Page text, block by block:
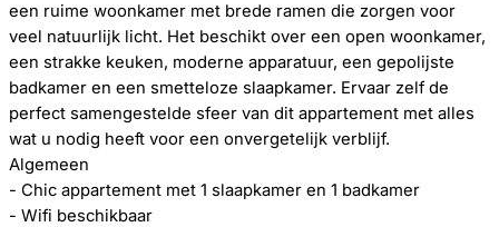
een ruime woonkamer met brede ramen die zorgen voor
veel natuurlijk licht. Het beschikt over een open woonkamer,
een strakke keuken, moderne apparatuur, een gepolijste
badkamer en een smetteloze slaapkamer. Ervaar zelf de
perfect samengestelde sfeer van dit appartement met alles
wat u nodig heeft voor een onvergetelijk verblijf.
Algemeen
- Chic appartement met 1 slaapkamer en 1 badkamer
- Wifi beschikbaar